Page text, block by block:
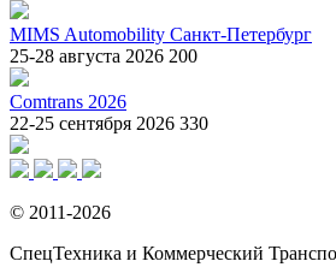
MIMS Automobility Санкт-Петербург
25-28 августа 2026 200
Comtrans 2026
22-25 сентября 2026 330
© 2011-2026
СпецТехника и Коммерческий